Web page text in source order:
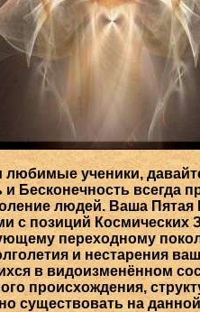
любимые ученики,
и Бесконечность всегда
людей. Ваша Пятая
с позиций Космических
переходному
и нестарения
в видоизменённом
происхождения,
существовать на